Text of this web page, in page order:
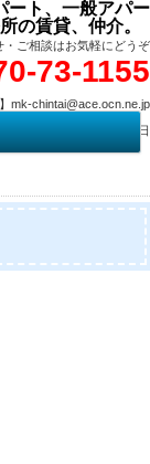
ート、一般アパー
の賃貸、仲介。
・ご相談はお気軽にどうぞ
73-1155
】mk-chintai@ace.ocn.ne.jp
【定 休 日】水曜・祭日